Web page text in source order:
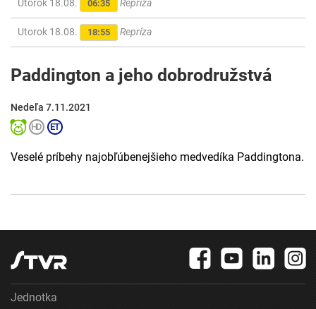
Utorok 18.08. 06:35 Repríza
Utorok 18.08. 18:55 Repríza
Paddington a jeho dobrodružstvá
Nedeľa 7.11.2021
Veselé príbehy najobľúbenejšieho medvedíka Paddingtona.
Jednotka